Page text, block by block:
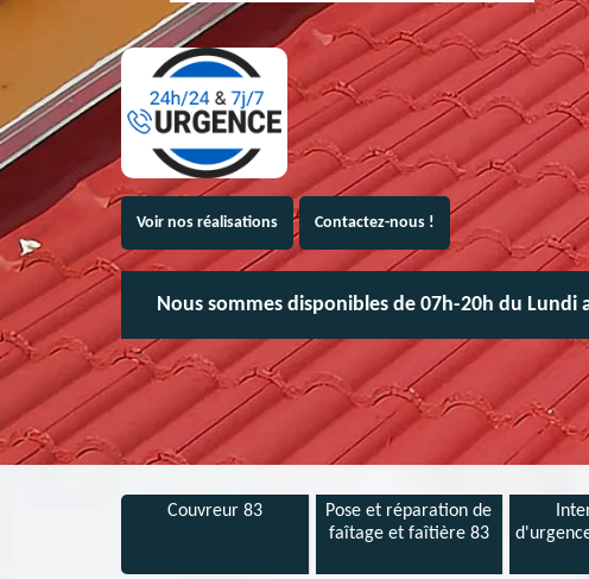
Voir nos réalisations Contactez-nous !
Nous sommes disponibles de 07h-20h du Lundi
Couvreur 83
Pose et réparation de
faîtage et faîtière 83